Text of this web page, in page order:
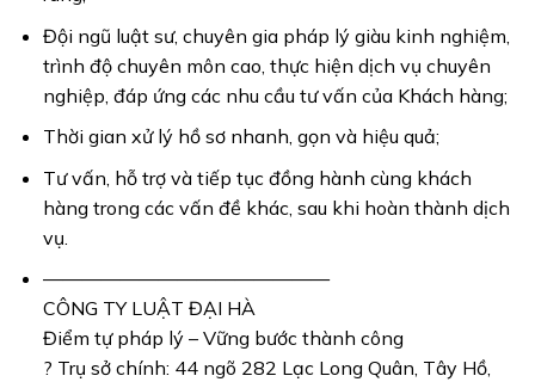
Đội ngũ luật sư, chuyên gia pháp lý giàu kinh nghiệm,
trình độ chuyên môn cao, thực hiện dịch vụ chuyên
nghiệp, đáp ứng các nhu cầu tư vấn của Khách hàng;
Thời gian xử lý hồ sơ nhanh, gọn và hiệu quả;
Tư vấn, hỗ trợ và tiếp tục đồng hành cùng khách
hàng trong các vấn đề khác, sau khi hoàn thành dịch
vụ.
———————————————
CÔNG TY LUẬT ĐẠI HÀ
Điểm tự pháp lý – Vững bước thành công
? Trụ sở chính: 44 ngõ 282 Lạc Long Quân, Tây Hồ,